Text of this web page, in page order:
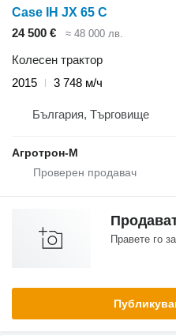
Case IH JX 65 C
24 500 €
≈ 48 000 лв.
Колесен трактор
2015
3 748 м/ч
България, Търговище
Агротрон-М
Правете го